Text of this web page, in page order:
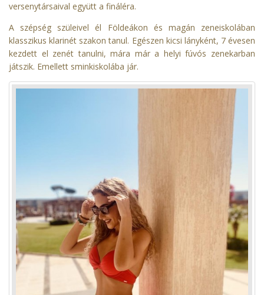
versenytársaival együtt a fináléra.
A szépség szüleivel él Földeákon és magán zeneiskolában
klasszikus klarinét szakon tanul. Egészen kicsi lányként, 7 évesen
kezdett el zenét tanulni, mára már a helyi fúvós zenekarban
játszik. Emellett sminkiskolába jár.